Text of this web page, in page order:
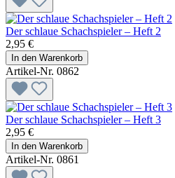
Der schlaue Schachspieler – Heft 2
2,95 €
In den Warenkorb
Artikel-Nr. 0862
Der schlaue Schachspieler – Heft 3
2,95 €
In den Warenkorb
Artikel-Nr. 0861